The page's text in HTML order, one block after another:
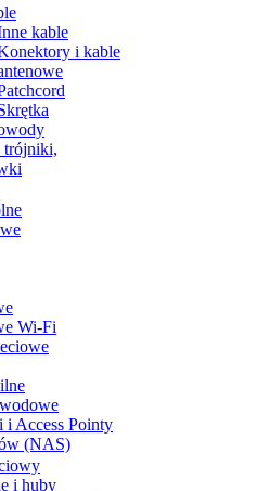
kable
i kable
Wi-Fi
i Access Pointy
(NAS)
i huby